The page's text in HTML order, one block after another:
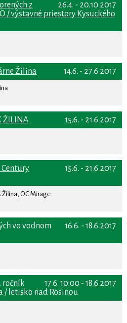
26.4. - 20.10.2017
z
/ výstavné priestory Kysuckého
14.6. - 27.6.2017
Žilina
15.6. - 21.6.2017
ŽILINA
15.6. - 21.6.2017
Žilina, OC Mirage
16.6. - 18.6.2017
vo vodnom
17.6. 10:00 - 18.6.2017
ročník
/ letisko nad Rosinou